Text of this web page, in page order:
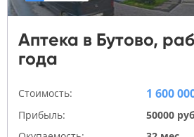
Аптека в Бутово,
года
Стоимость: 1 600
Прибыль:
50000